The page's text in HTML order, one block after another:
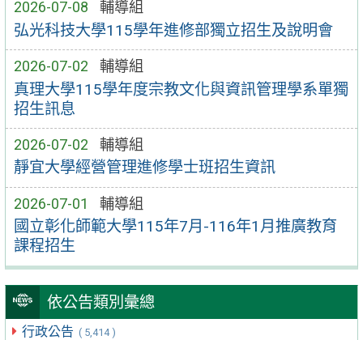
2026-07-08 輔導組
弘光科技大學115學年進修部獨立招生及說明會
2026-07-02 輔導組
真理大學115學年度宗教文化與資訊管理學系單獨
招生訊息
2026-07-02 輔導組
靜宜大學經營管理進修學士班招生資訊
2026-07-01 輔導組
國立彰化師範大學115年7月-116年1月推廣教育
課程招生
依公告類別彙總
行政公告 ( 5,414 )